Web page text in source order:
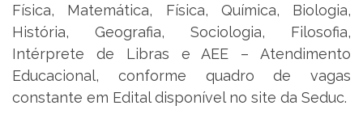
Física, Matemática, Física, Química, Biologia,
História, Geografia, Sociologia, Filosofia,
Intérprete de Libras e AEE – Atendimento
Educacional, conforme quadro de vagas
constante em Edital disponível no site da Seduc.